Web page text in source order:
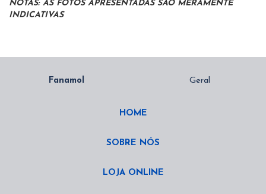
NOTAS: AS FOTOS APRESENTADAS SÃO MERAMENTE
INDICATIVAS
HOME
SOBRE NÓS
LOJA ONLINE